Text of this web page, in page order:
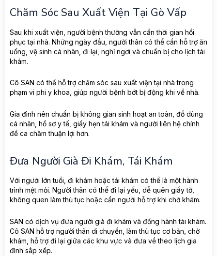
Chăm Sóc Sau Xuất Viện Tại Gò Vấp
Sau khi xuất viện, người bệnh thường vẫn cần thời gian hồi
phục tại nhà. Những ngày đầu, người thân có thể cần hỗ trợ ăn
uống, vệ sinh cá nhân, đi lại, nghỉ ngơi và chuẩn bị cho lịch tái
khám.
Cô SAN có thể hỗ trợ chăm sóc sau xuất viện tại nhà trong
phạm vi phi y khoa, giúp người bệnh bớt bị động khi về nhà.
Gia đình nên chuẩn bị không gian sinh hoạt an toàn, đồ dùng
cá nhân, hồ sơ y tế, giấy hẹn tái khám và người liên hệ chính
để ca chăm thuận lợi hơn.
Đưa Người Già Đi Khám, Tái Khám
Với người lớn tuổi, đi khám hoặc tái khám có thể là một hành
trình mệt mỏi. Người thân có thể đi lại yếu, dễ quên giấy tờ,
không quen làm thủ tục hoặc cần người hỗ trợ khi chờ khám.
SAN có dịch vụ đưa người già đi khám và đồng hành tái khám.
Cô SAN hỗ trợ người thân di chuyển, làm thủ tục cơ bản, chờ
khám, hỗ trợ đi lại giữa các khu vực và đưa về theo lịch gia
đình sắp xếp.